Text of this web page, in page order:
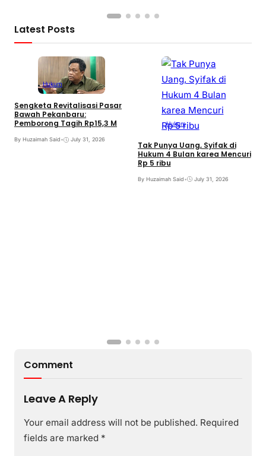
Latest Posts
Hukum
Sengketa Revitalisasi Pasar
Bawah Pekanbaru:
Pemborong Tagih Rp15,3 M
By Huzaimah Said• July 31, 2026
Hukum
Tak Punya Uang, Syifak di
Hukum 4 Bulan karea Mencuri
Rp 5 ribu
By Huzaimah Said• July 31, 2026
Comment
Leave A Reply
Your email address will not be published. Required
fields are marked *